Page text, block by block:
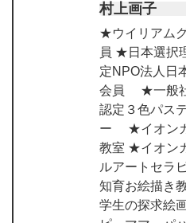
村上画子
★ウイリアム
員 ★日本選択
定NPO法人日
会員 ★一般社
認定３色パス
ー ★イオンカ
教室 ★イオン
ルアートセラ
知育お絵描き
学生の探求絵